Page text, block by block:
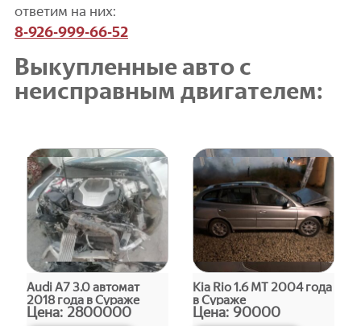
ответим на них:
8-926-999-66-52
Выкупленные авто с
неисправным двигателем:
Audi A7 3.0 автомат
2018 года в Сураже
Цена: 2800000
Kia Rio 1.6 МТ 2004 года
в Сураже
Цена: 90000